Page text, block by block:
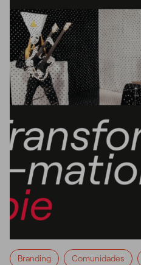
Branding Comunidades